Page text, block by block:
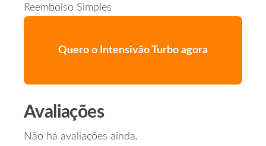
Reembolso Simples
Quero o Intensivão Turbo agora
Avaliações
Não há avaliações ainda.